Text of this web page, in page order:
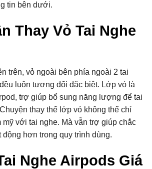
tin bên dưới.
Thay Vỏ Tai Nghe
trên, vỏ ngoài bên phía ngoài 2 tai
luôn tương đối đặc biệt. Lớp vỏ là
trợ giúp bổ sung năng lượng để tai
thay thế lớp vỏ không thể chỉ
mỹ với tai nghe. Mà vẫn trợ giúp chắc
động hơn trong quy trình dùng.
Nghe Airpods Giá